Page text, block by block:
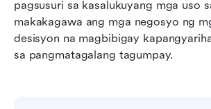
pagsusuri sa kasalukuyang mga uso
makakagawa ang mga negosyo ng
desisyon na magbibigay
sa pangmatagalang tagumpay.